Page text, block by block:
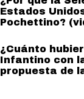
Estados
Pochettino?
¿Cuánto
Infantino con
propuesta de